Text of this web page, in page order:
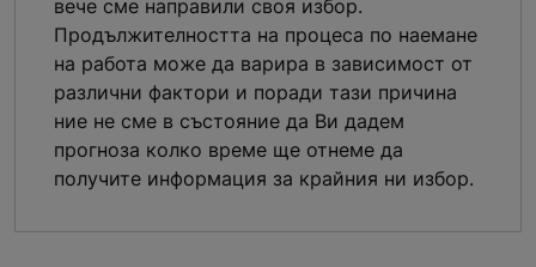
вече сме направили своя избор.
Продължителността на процеса по наемане
на работа може да варира в зависимост от
различни фактори и поради тази причина
ние не сме в състояние да Ви дадем
прогноза колко време ще отнеме да
получите информация за крайния ни избор.